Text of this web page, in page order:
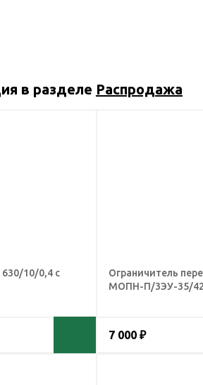
в разделе Распродажа
10/0,4 с
Ограничитель
МОПН-П/3ЭУ-35/
7 000 ₽